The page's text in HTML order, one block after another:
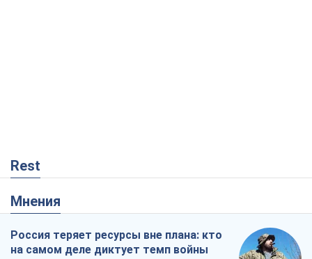
Rest
Мнения
Россия теряет ресурсы вне плана: кто
на самом деле диктует темп войны